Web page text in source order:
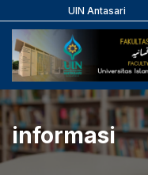
UIN Antasari
informasi